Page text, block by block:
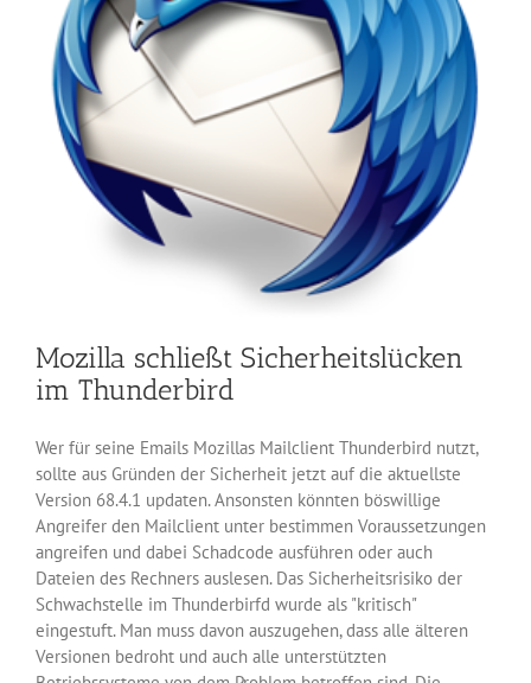
Mozilla schließt Sicherheitslücken
im Thunderbird
Wer für seine Emails Mozillas Mailclient Thunderbird nutzt,
sollte aus Gründen der Sicherheit jetzt auf die aktuellste
Version 68.4.1 updaten. Ansonsten könnten böswillige
Angreifer den Mailclient unter bestimmen Voraussetzungen
angreifen und dabei Schadcode ausführen oder auch
Dateien des Rechners auslesen. Das Sicherheitsrisiko der
Schwachstelle im Thunderbirfd wurde als "kritisch"
eingestuft. Man muss davon auszugehen, dass alle älteren
Versionen bedroht und auch alle unterstützten